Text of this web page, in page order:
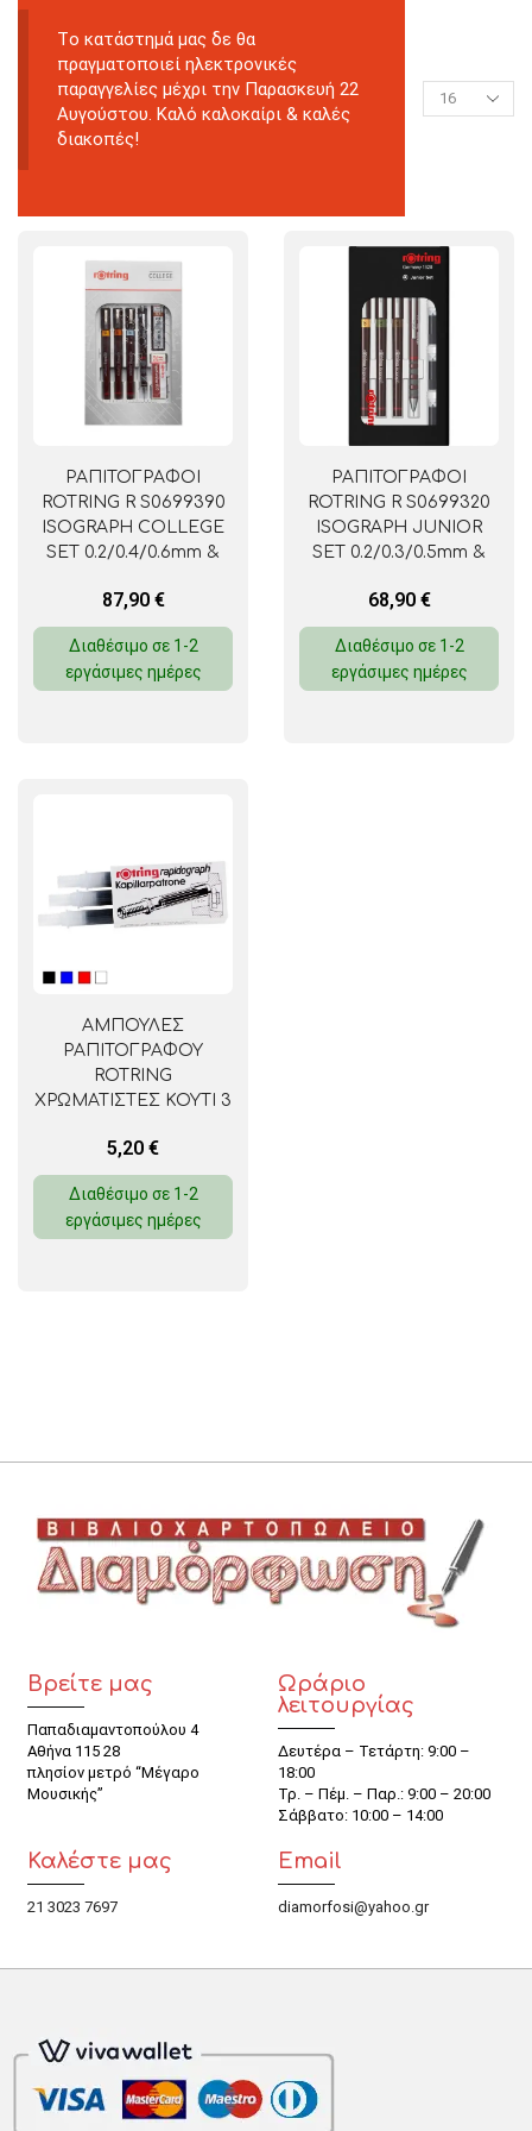
Tο κατάστημά μας δε θα
πραγματοποιεί ηλεκτρονικές
παραγγελίες μέχρι την Παρασκευή 22
Αυγούστου. Καλό καλοκαίρι & καλές
διακοπές!
ΡΑΠΙΤΟΓΡΑΦΟΙ
ROTRING R S0699390
ISOGRAPH COLLEGE
SET 0.2/0.4/0.6mm &
TIKKY 0.5mm
87,90 €
Διαθέσιμο σε 1-2
εργάσιμες ημέρες
ΡΑΠΙΤΟΓΡΑΦΟΙ
ROTRING R S0699320
ISOGRAPH JUNIOR
SET 0.2/0.3/0.5mm &
TIKKY 0.5mm
68,90 €
Διαθέσιμο σε 1-2
εργάσιμες ημέρες
ΑΜΠΟΥΛΕΣ
ΡΑΠΙΤΟΓΡΑΦΟΥ
ROTRING
ΧΡΩΜΑΤΙΣΤΕΣ ΚΟΥΤΙ 3
5,20 €
Διαθέσιμο σε 1-2
εργάσιμες ημέρες
Βρείτε μας
Παπαδιαμαντοπούλου 4
Αθήνα 115 28
πλησίον μετρό “Μέγαρο
Μουσικής”
Ωράριο
λειτουργίας
Δευτέρα – Τετάρτη: 9:00 –
18:00
Τρ. – Πέμ. – Παρ.: 9:00 – 20:00
Σάββατο: 10:00 – 14:00
Καλέστε μας
21 3023 7697
Email
diamorfosi@yahoo.gr